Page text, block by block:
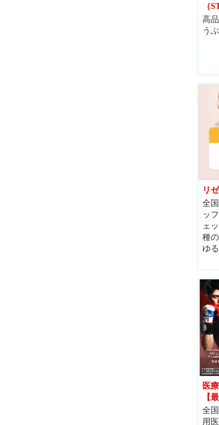
（
高
う
リ
全
ッ
ェ
種
ゆ
医
【
全
用